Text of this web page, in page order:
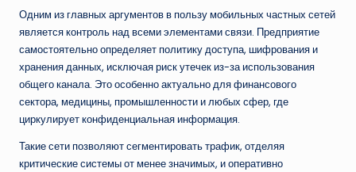
Одним из главных аргументов в пользу мобильных частных сетей
является контроль над всеми элементами связи. Предприятие
самостоятельно определяет политику доступа, шифрования и
хранения данных, исключая риск утечек из-за использования
общего канала. Это особенно актуально для финансового
сектора, медицины, промышленности и любых сфер, где
циркулирует конфиденциальная информация.
Такие сети позволяют сегментировать трафик, отделяя
критические системы от менее значимых, и оперативно